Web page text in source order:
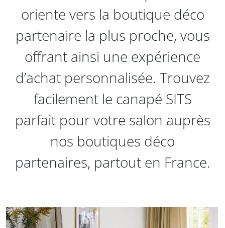
oriente vers la boutique déco
partenaire la plus proche, vous
offrant ainsi une expérience
d’achat personnalisée. Trouvez
facilement le canapé SITS
parfait pour votre salon auprès
nos boutiques déco
partenaires, partout en France.